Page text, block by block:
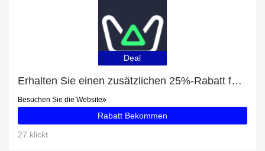
Deal
Erhalten Sie einen zusätzlichen 25%-Rabatt für Destiny 2: Legacy Collection Steam WW
Besuchen Sie die Website
Rabatt Bekommen
27 klickt